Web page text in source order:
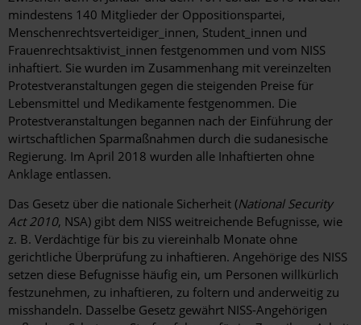
mindestens 140 Mitglieder der Oppositionspartei,
Menschenrechtsverteidiger_innen, Student_innen und
Frauenrechtsaktivist_innen festgenommen und vom NISS
inhaftiert. Sie wurden im Zusammenhang mit vereinzelten
Protestveranstaltungen gegen die steigenden Preise für
Lebensmittel und Medikamente festgenommen. Die
Protestveranstaltungen begannen nach der Einführung der
wirtschaftlichen Sparmaßnahmen durch die sudanesische
Regierung. Im April 2018 wurden alle Inhaftierten ohne
Anklage entlassen.
Das Gesetz über die nationale Sicherheit (National Security
Act 2010, NSA) gibt dem NISS weitreichende Befugnisse, wie
z. B. Verdächtige für bis zu viereinhalb Monate ohne
gerichtliche Überprüfung zu inhaftieren. Angehörige des NISS
setzen diese Befugnisse häufig ein, um Personen willkürlich
festzunehmen, zu inhaftieren, zu foltern und anderweitig zu
misshandeln. Dasselbe Gesetz gewährt NISS-Angehörigen